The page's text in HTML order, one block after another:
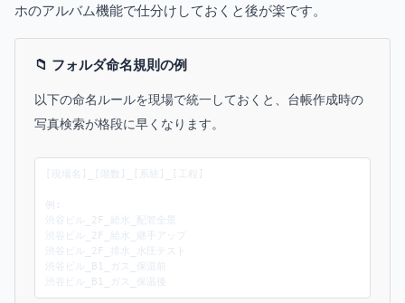
ホのアルバム機能で仕分けしておくと後が楽です。
📁 フォルダ命名規則の例
以下の命名ルールを現場で統一しておくと、台帳作成時の
写真検索が格段に早くなります。
[現場名]_[階数]_[系統]_[工程]
例:
渋谷ビル_2F_給水_配管全景
渋谷ビル_2F_給水_継手アップ
渋谷ビル_2F_排水_水圧テスト
渋谷ビル_B1_ガス_保温前
渋谷ビル_B1_ガス_保温後